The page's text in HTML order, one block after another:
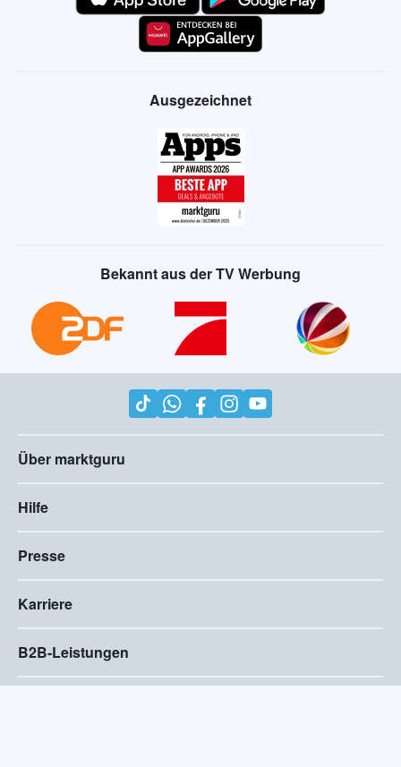
Ausgezeichnet
Bekannt aus der TV Werbung
Über marktguru
Hilfe
Presse
Karriere
B2B-Leistungen